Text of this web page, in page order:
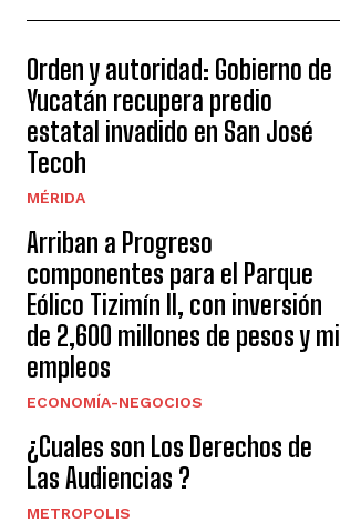
Orden y autoridad: Gobierno de
Yucatán recupera predio
estatal invadido en San José
Tecoh
MÉRIDA
Arriban a Progreso
componentes para el Parque
Eólico Tizimín II, con inversión
de 2,600 millones de pesos y mil
empleos
ECONOMÍA-NEGOCIOS
¿Cuales son Los Derechos de
Las Audiencias ?
METROPOLIS